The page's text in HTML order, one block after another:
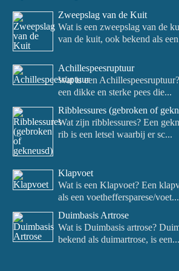
Zweepslag van de Kuit
Wat is een zweepslag van de
van de kuit, ook bekend als
Achillespeesruptuur
Wat is een
een dikke en sterke pees die...
Ribblessures (gebroken of
Wat zijn ribblessures? Een
rib is een letsel waarbij er sc...
Klapvoet
Wat is een Klapvoet? Een
als een voetheffersparese/voet...
Duimbasis Artrose
Wat is Duimbasis artrose?
bekend als duimartrose, is een...